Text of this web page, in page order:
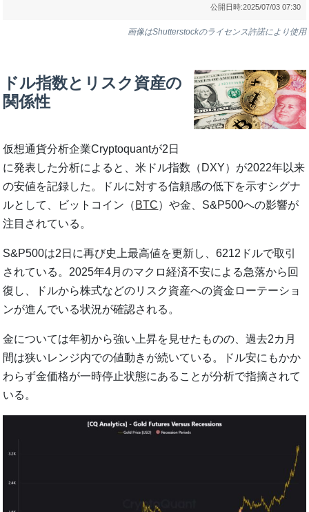
公開日時:2025/07/03 07:30
画像はShutterstockのライセンス許諾により使用
ドル指数とリスク資産の
関係性
仮想通貨分析企業Cryptoquantが2日
に発表した分析によると、米ドル指数（DXY）が2022年以来
の安値を記録した。ドルに対する信頼感の低下を示すシグナ
ルとして、ビットコイン（ BTC）や金、S&P500への影響が
注目されている。
S&P500は2日に再び史上最高値を更新し、6212ドルで取引
されている。2025年4月のマクロ経済不安による急落から回
復し、ドルから株式などのリスク資産への資金ローテーショ
ンが進んでいる状況が確認される。
金については年初から強い上昇を見せたものの、過去2カ月
間は狭いレンジ内での値動きが続いている。ドル安にもかか
わらず金価格が一時停止状態にあることが分析で指摘されて
いる。